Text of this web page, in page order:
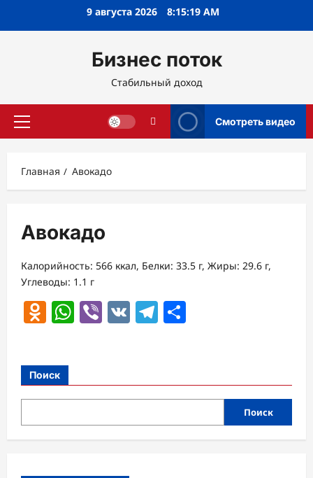
9 августа 2026 8:15:19 AM
Бизнес поток
Стабильный доход
Основное
Смотреть видео
Главная Авокадо
Авокадо
Калорийность: 566 ккал, Белки: 33.5 г, Жиры: 29.6 г,
Углеводы: 1.1 г
Odnoklassniki
WhatsApp
Viber
VK Telegram
Поиск
Поиск